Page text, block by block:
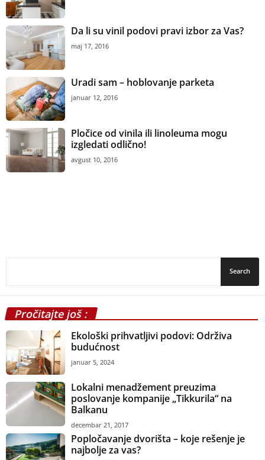
Da li su vinil podovi pravi izbor za Vas?
maj 17, 2016
Uradi sam – hoblovanje parketa
januar 12, 2016
Pločice od vinila ili linoleuma mogu
izgledati odlično!
avgust 10, 2016
Pročitajte još :
Ekološki prihvatljivi podovi: Održiva
budućnost
januar 5, 2024
Lokalni menadžement preuzima
poslovanje kompanije „Tikkurila“ na
Balkanu
decembar 21, 2017
Popločavanje dvorišta – koje rešenje je
najbolje za vas?